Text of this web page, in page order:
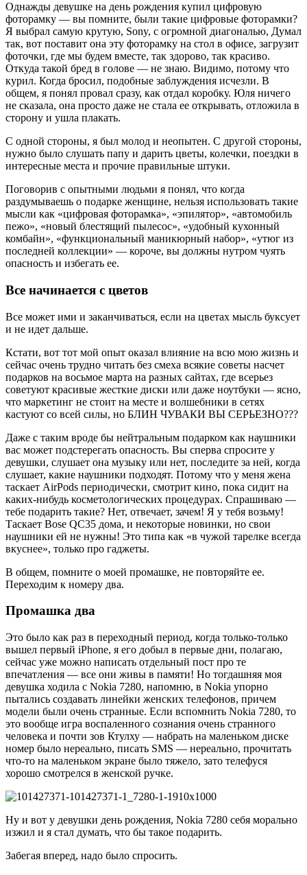
Однажды девушке на день рождения купил цифровую
фоторамку — вы помните, были такие цифровые фоторамки?
Я выбрал самую крутую, Sony, с огромной диагональю, Думал
так, вот поставит она эту фоторамку на стол в офисе, загрузит
фоточки, где мы будем вместе, так здорово, так красиво.
Откуда такой бред в голове — не знаю. Видимо, потому что
курил. Когда бросил, подобные заблуждения исчезли. В
общем, я понял провал сразу, как отдал коробку. Юля ничего
не сказала, она просто даже не стала ее открывать, отложила в
сторону и ушла плакать.
С одной стороны, я был молод и неопытен. С другой стороны,
нужно было слушать папу и дарить цветы, колечки, поездки в
интересные места и прочие правильные штуки.
Поговорив с опытными людьми я понял, что когда
раздумываешь о подарке женщине, нельзя использовать такие
мысли как «цифровая фоторамка», «эпилятор», «автомобиль
пежо», «новый блестящий пылесос», «удобный кухонный
комбайн», «функциональный маникюрный набор», «утюг из
последней коллекции» — короче, вы должны нутром чуять
опасность и избегать ее.
Все начинается с цветов
Все может ими и заканчиваться, если на цветах мысль буксует
и не идет дальше.
Кстати, вот тот мой опыт оказал влияние на всю мою жизнь и
сейчас очень трудно читать без смеха всякие советы насчет
подарков на восьмое марта на разных сайтах, где всерьез
советуют красивые жесткие диски или даже ноутбуки — ясно,
что маркетинг не стоит на месте и волшебники в сетях
кастуют со всей силы, но БЛИН ЧУВАКИ ВЫ СЕРЬЕЗНО???
Даже с таким вроде бы нейтральным подарком как наушники
вас может подстерегать опасность. Вы сперва спросите у
девушки, слушает она музыку или нет, последите за ней, когда
слушает, какие наушники подходят. Потому что у меня жена
таскает AirPods периодически, смотрит кино, пока сидит на
каких-нибудь косметологических процедурах. Спрашиваю —
тебе подарить такие? Нет, отвечает, зачем! Я у тебя возьму!
Таскает Bose QC35 дома, и некоторые новинки, но свои
наушники ей не нужны! Это типа как «в чужой тарелке всегда
вкуснее», только про гаджеты.
В общем, помните о моей промашке, не повторяйте ее.
Переходим к номеру два.
Промашка два
Это было как раз в переходный период, когда только-только
вышел первый iPhone, я его добыл в первые дни, полагаю,
сейчас уже можно написать отдельный пост про те
впечатления — все они живы в памяти! Но тогдашняя моя
девушка ходила с Nokia 7280, напомню, в Nokia упорно
пытались создавать линейки женских телефонов, причем
модели были очень странные. Если вспомнить Nokia 7280, то
это вообще игра воспаленного сознания очень странного
человека и почти зов Ктулху — набрать на маленьком диске
номер было нереально, писать SMS — нереально, прочитать
что-то на маленьком экране было тяжело, зато телефуся
хорошо смотрелся в женской ручке.
Ну и вот у девушки день рождения, Nokia 7280 себя морально
изжил и я стал думать, что бы такое подарить.
Забегая вперед, надо было спросить.